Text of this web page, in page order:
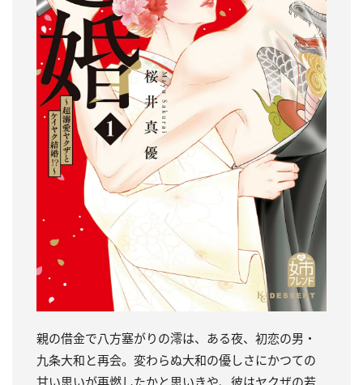
親の借金で八方塞がりの澪は、ある夜、初恋の男・
九条大和と再会。変わらぬ大和の優しさにかつての